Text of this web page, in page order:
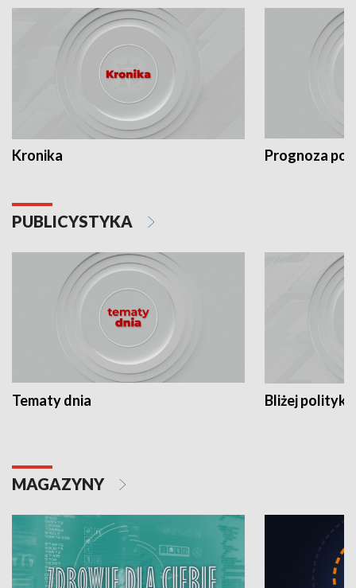
Kronika Prognoza
PUBLICYSTYKA
Tematy dnia Bliżej polityki
MAGAZYNY